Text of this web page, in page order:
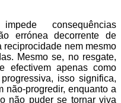
consequências
errónea decorrente de
reciprocidade nem mesmo
Mesmo se, no resgate,
efectivem apenas como
isso significa,
não-progredir, enquanto a
não puder se tornar viva